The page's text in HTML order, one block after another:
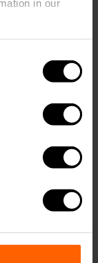
in our
della Città